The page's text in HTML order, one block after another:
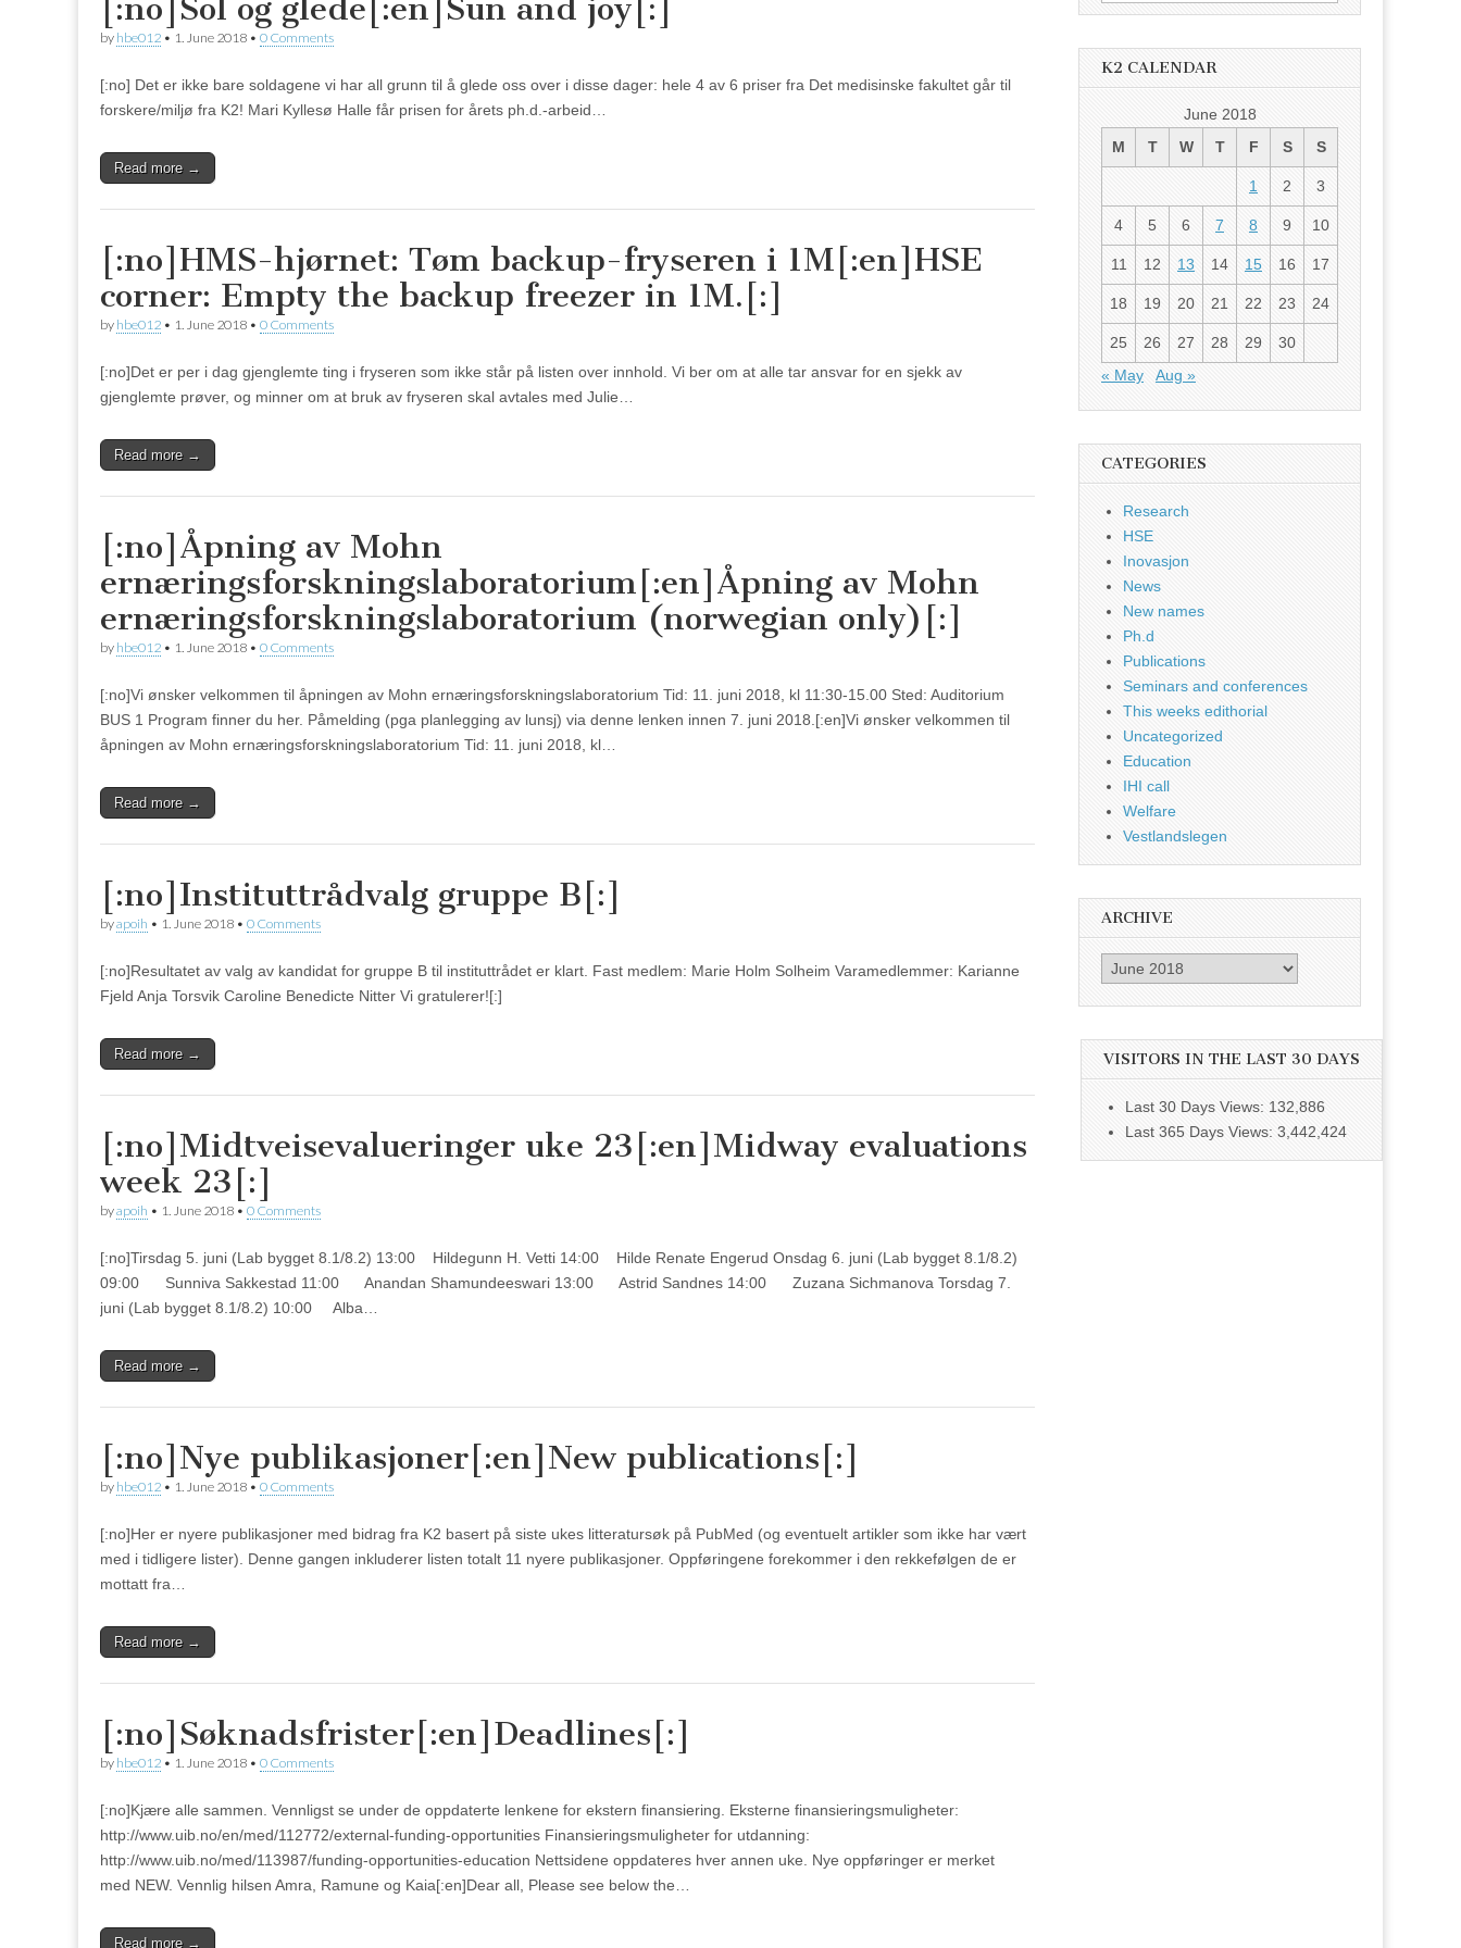
[:no]Sol og glede[:en]Sun and joy[:]
by hbe012 • 1. June 2018 • 0 Comments
[:no] Det er ikke bare soldagene vi har all grunn til å glede oss over i disse dager: hele 4 av 6 priser fra Det medisinske fakultet går til
forskere/miljø fra K2! Mari Kyllesø Halle får prisen for årets ph.d.-arbeid…
Read more →
[:no]HMS-hjørnet: Tøm backup-fryseren i 1M[:en]HSE
corner: Empty the backup freezer in 1M.[:]
by hbe012 • 1. June 2018 • 0 Comments
[:no]Det er per i dag gjenglemte ting i fryseren som ikke står på listen over innhold. Vi ber om at alle tar ansvar for en sjekk av
gjenglemte prøver, og minner om at bruk av fryseren skal avtales med Julie…
Read more →
[:no]Åpning av Mohn
ernæringsforskningslaboratorium[:en]Åpning av Mohn
ernæringsforskningslaboratorium (norwegian only)[:]
by hbe012 • 1. June 2018 • 0 Comments
[:no]Vi ønsker velkommen til åpningen av Mohn ernæringsforskningslaboratorium Tid: 11. juni 2018, kl 11:30-15.00 Sted: Auditorium
BUS 1 Program finner du her. Påmelding (pga planlegging av lunsj) via denne lenken innen 7. juni 2018.[:en]Vi ønsker velkommen til
åpningen av Mohn ernæringsforskningslaboratorium Tid: 11. juni 2018, kl…
Read more →
[:no]Instituttrådvalg gruppe B[:]
byapoih • 1. June 2018 • 0 Comments
[:no]Resultatet av valg av kandidat for gruppe B til instituttrådet er klart. Fast medlem: Marie Holm Solheim Varamedlemmer: Karianne
Fjeld Anja Torsvik Caroline Benedicte Nitter Vi gratulerer![:]
Read more →
[:no]Midtveisevalueringer uke 23[:en]Midway evaluations
week 23[:]
byapoih • 1. June 2018 • 0 Comments
[:no]Tirsdag 5. juni (Lab bygget 8.1/8.2) 13:00 Hildegunn H. Vetti 14:00 Hilde Renate Engerud Onsdag 6. juni (Lab bygget 8.1/8.2)
09:00 Sunniva Sakkestad 11:00 Anandan Shamundeeswari 13:00 Astrid Sandnes 14:00 Zuzana Sichmanova Torsdag 7.
juni (Lab bygget 8.1/8.2) 10:00 Alba…
Read more →
[:no]Nye publikasjoner[:en]New publications[:]
by hbe012 • 1. June 2018 • 0 Comments
[:no]Her er nyere publikasjoner med bidrag fra K2 basert på siste ukes litteratursøk på PubMed (og eventuelt artikler som ikke har vært
med i tidligere lister). Denne gangen inkluderer listen totalt 11 nyere publikasjoner. Oppføringene forekommer i den rekkefølgen de er
mottatt fra…
Read more →
[:no]Søknadsfrister[:en]Deadlines[:]
by hbe012 • 1. June 2018 • 0 Comments
[:no]Kjære alle sammen. Vennligst se under de oppdaterte lenkene for ekstern finansiering. Eksterne finansieringsmuligheter:
http://www.uib.no/en/med/112772/external-funding-opportunities Finansieringsmuligheter for utdanning:
http://www.uib.no/med/113987/funding-opportunities-education Nettsidene oppdateres hver annen uke. Nye oppføringer er merket
med NEW. Vennlig hilsen Amra, Ramune og Kaia[:en]Dear all, Please see below the…
Read more →
K2 CALENDAR
June 2018
M
T W T F S S
1 2 3
4 5 6 7 8 9 10
11 12 13 14 15 16 17
18 19 20 21 22 23 24
25 26 27 28 29
30
« May
Aug »
CATEGORIES
Research
HSE
Inovasjon
News
New names
Ph.d
Publications
Seminars and conferences
This weeks edithorial
Uncategorized
Education
IHI call
Welfare
Vestlandslegen
ARCHIVE
Archive
VISITORS IN THE LAST 30 DAYS
Last 30 Days Views: 132,886
Last 365 Days Views: 3,442,424